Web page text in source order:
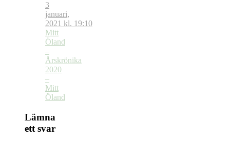
3
januari,
2021 kl. 19:10
Mitt
Öland
–
Årskrönika
2020
–
Mitt
Öland
Lämna
ett svar